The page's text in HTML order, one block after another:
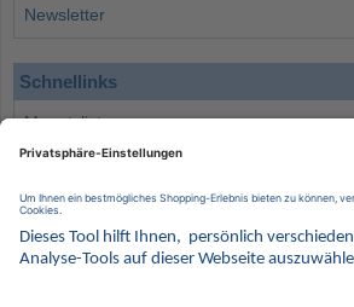
Newsletter
Schnellinks
Monatsliste
Angebote
Wissenswertes
Kontakt